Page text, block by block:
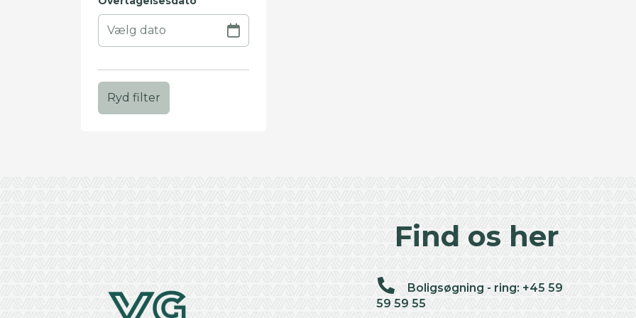
Ryd filter
Find os her
Boligsøgning - ring: +45 59
59 59 55